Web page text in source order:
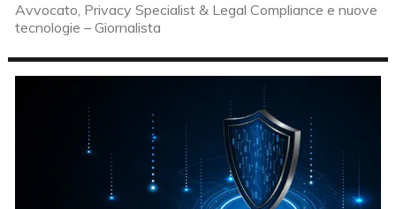
Avvocato, Privacy Specialist & Legal Compliance e nuove
tecnologie – Giornalista